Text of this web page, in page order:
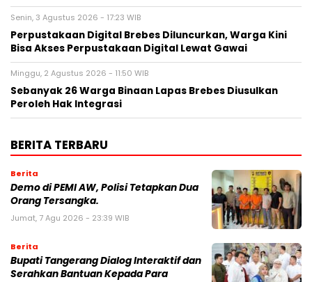
Senin, 3 Agustus 2026 - 17:23 WIB
Perpustakaan Digital Brebes Diluncurkan, Warga Kini
Bisa Akses Perpustakaan Digital Lewat Gawai
Minggu, 2 Agustus 2026 - 11:50 WIB
Sebanyak 26 Warga Binaan Lapas Brebes Diusulkan
Peroleh Hak Integrasi
BERITA TERBARU
Berita
Demo di PEMI AW, Polisi Tetapkan Dua
Orang Tersangka.
Jumat, 7 Agu 2026 - 23:39 WIB
Berita
Bupati Tangerang Dialog Interaktif dan
Serahkan Bantuan Kepada Para